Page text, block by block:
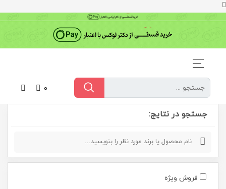
0
جستجو در نتایج:
فروش ویژه